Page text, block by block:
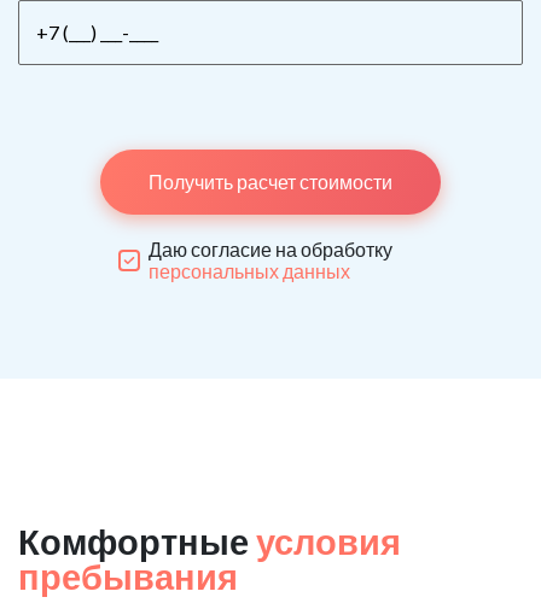
Получить расчет стоимости
Даю согласие на обработку
персональных данных
Комфортные условия
пребывания